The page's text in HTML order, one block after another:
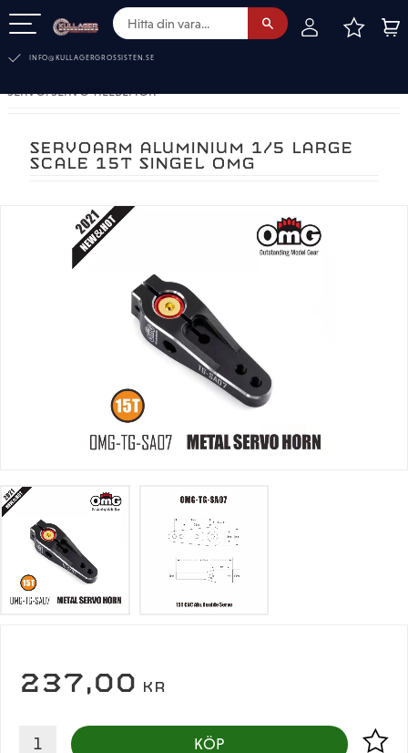
INFO@KULLAGERGROSSISTEN.SE
SERVO. SERVO TILLBEHÖR
SERVOARM ALUMINIUM 1/5 LARGE
SCALE 15T SINGEL OMG
237,00 KR
KÖP Lägg